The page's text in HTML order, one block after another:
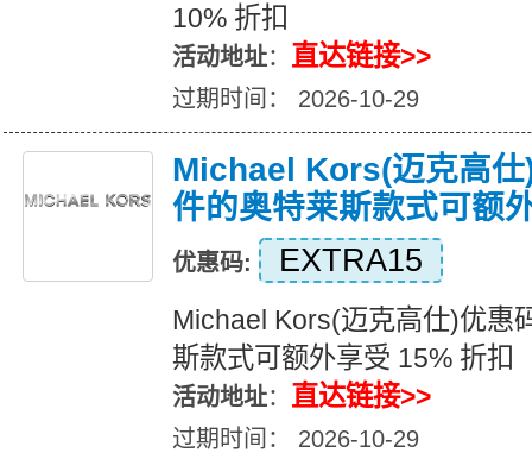
10% 折扣
活动地址： 直达链接>>
过期时间： 2026-10-29
Michael Kors(迈克高仕
件的奥特莱斯款式可额
优惠码: EXTRA15
Michael Kors(迈克高仕)优惠
斯款式可额外享受 15% 折扣
活动地址： 直达链接>>
过期时间： 2026-10-29